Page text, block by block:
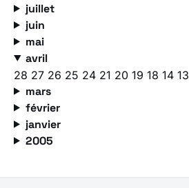
juillet
juin
mai
avril
28 27 26 25 24 21 20 19 18 14 13
mars
février
janvier
2005